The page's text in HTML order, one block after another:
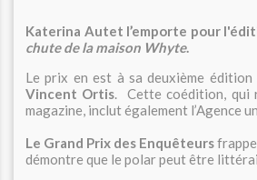
Katerina Autet l’emporte pour
chute de la maison Whyte.
Le prix en est à sa deuxième
Vincent Ortis. Cette coédition, qui
magazine, inclut également l’Agence
Le Grand Prix des Enquêteurs
démontre que le polar peut être